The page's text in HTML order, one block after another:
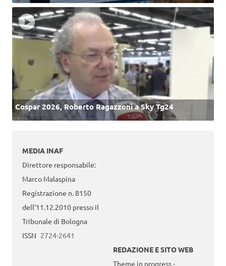
Cospar 2026, Roberto Ragazzoni a Sky Tg24
MEDIA INAF
Direttore responsabile:
Marco Malaspina
Registrazione n. 8150
dell’11.12.2010 presso il
Tribunale di Bologna
ISSN 2724-2641
REDAZIONE E SITO WEB
Theme in progress -